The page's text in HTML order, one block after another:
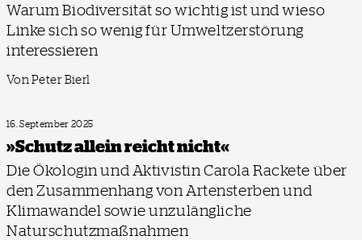
Warum Biodiversität so wichtig ist und wieso
Linke sich so wenig für Umweltzerstörung
interessieren
Von Peter Bierl
16. September 2025
»Schutz allein reicht nicht«
Die Ökologin und Aktivistin Carola Rackete über
den Zusammenhang von Artensterben und
Klimawandel sowie unzulängliche
Naturschutzmaßnahmen